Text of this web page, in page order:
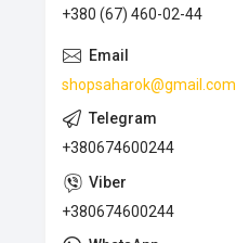
+380 (67) 460-02-44
shopsaharok@gmail.com
+380674600244
+380674600244